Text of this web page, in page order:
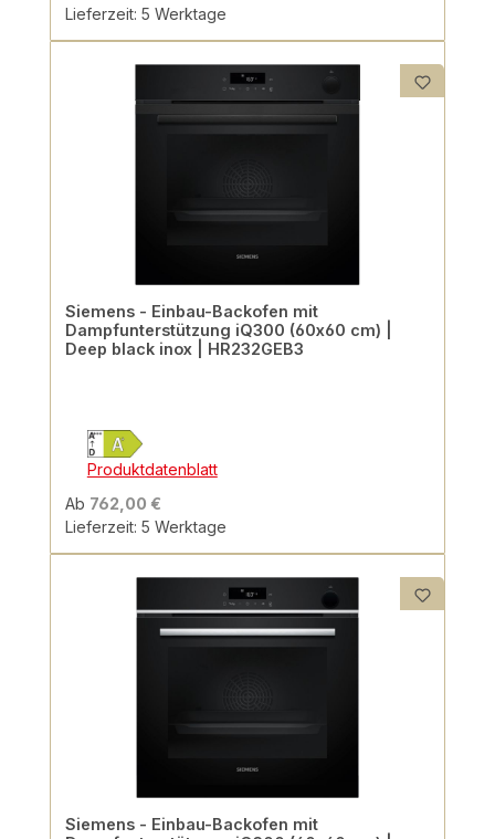
Lieferzeit: 5 Werktage
Siemens - Einbau-Backofen mit
Dampfunterstützung iQ300 (60x60 cm) |
Deep black inox | HR232GEB3
Produktdatenblatt
Ab 762,00 €
Lieferzeit: 5 Werktage
Siemens - Einbau-Backofen mit